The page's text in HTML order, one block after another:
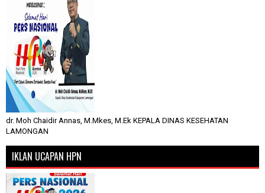
dr. Moh Chaidir Annas, M.Mkes, M.Ek KEPALA DINAS KESEHATAN
LAMONGAN
IKLAN UCAPAN HPN